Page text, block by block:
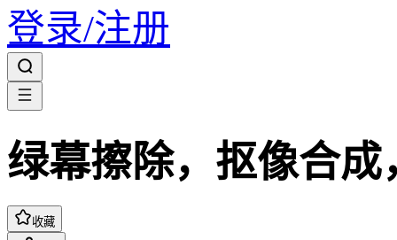
登录/注册
绿幕擦除，抠像合
收藏